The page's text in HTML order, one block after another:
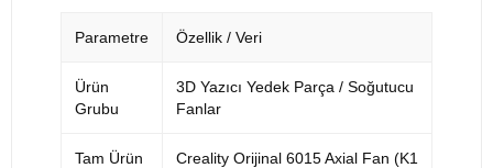
Parametre Özellik / Veri
Ürün
Grubu
3D Yazıcı Yedek Parça / Soğutucu
Fanlar
Tam Ürün
Creality Orijinal 6015 Axial Fan (K1